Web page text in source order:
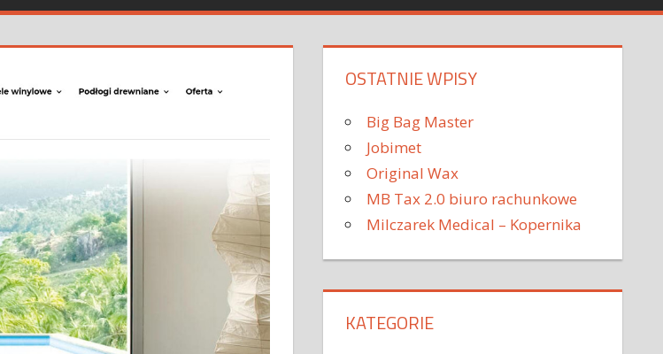
OSTATNIE WPISY
Big Bag Master
Jobimet
Original Wax
MB Tax 2.0 biuro rachunkowe
Milczarek Medical – Kopernika
KATEGORIE